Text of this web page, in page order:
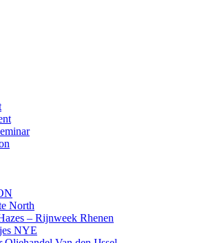
North
– Rijnweek Rhenen
NYE